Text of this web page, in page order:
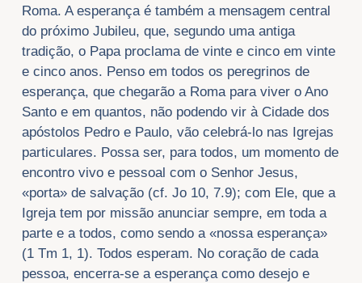
Roma. A esperança é também a mensagem central
do próximo Jubileu, que, segundo uma antiga
tradição, o Papa proclama de vinte e cinco em vinte
e cinco anos. Penso em todos os peregrinos de
esperança, que chegarão a Roma para viver o Ano
Santo e em quantos, não podendo vir à Cidade dos
apóstolos Pedro e Paulo, vão celebrá-lo nas Igrejas
particulares. Possa ser, para todos, um momento de
encontro vivo e pessoal com o Senhor Jesus,
«porta» de salvação (cf. Jo 10, 7.9); com Ele, que a
Igreja tem por missão anunciar sempre, em toda a
parte e a todos, como sendo a «nossa esperança»
(1 Tm 1, 1). Todos esperam. No coração de cada
pessoa, encerra-se a esperança como desejo e